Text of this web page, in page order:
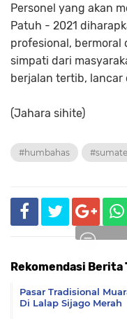
Personel yang akan
Patuh - 2021
profesional,
simpati dari
berjalan tertib, lancar
(Jahara sihite)
#humbahas
Rekomendasi Berita
Pasar Tradisional
Di Lalap Sijago Merah